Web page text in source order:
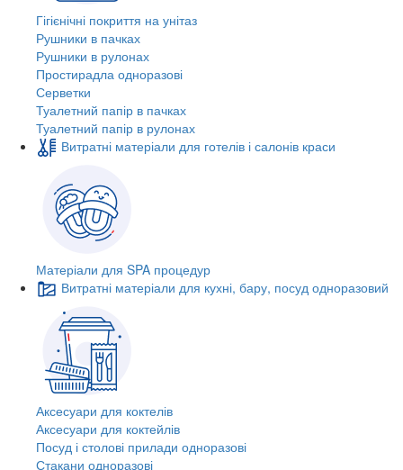
Гігієнічні покриття на унітаз
Рушники в пачках
Рушники в рулонах
Простирадла одноразові
Серветки
Туалетний папір в пачках
Туалетний папір в рулонах
Витратні матеріали для готелів і салонів краси
Матеріали для SPA процедур
Витратні матеріали для кухні, бару, посуд одноразовий
Аксесуари для коктелів
Аксесуари для коктейлів
Посуд і столові прилади одноразові
Стакани одноразові